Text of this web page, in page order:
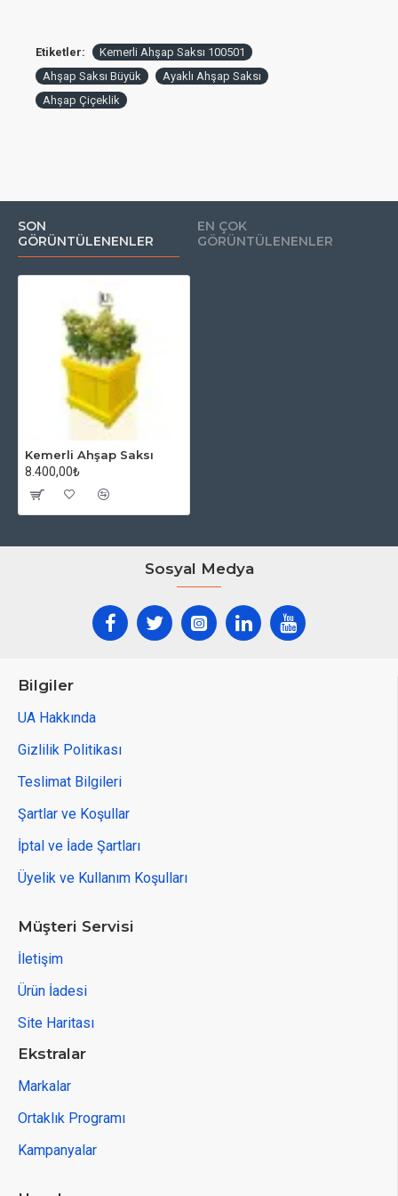
Etiketler:
Kemerli Ahşap Saksı 100501
Ahşap Saksı Büyük
Ayaklı Ahşap Saksı
Ahşap Çiçeklik
SON
GÖRÜNTÜLENENLER
EN ÇOK
GÖRÜNTÜLENENLER
Kemerli Ahşap Saksı
8.400,00₺
Sosyal Medya
Bilgiler
UA Hakkında
Gizlilik Politikası
Teslimat Bilgileri
Şartlar ve Koşullar
İptal ve İade Şartları
Üyelik ve Kullanım Koşulları
Müşteri Servisi
İletişim
Ürün İadesi
Site Haritası
Ekstralar
Markalar
Ortaklık Programı
Kampanyalar